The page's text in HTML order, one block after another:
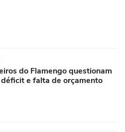
do Flamengo questionam
e falta de orçamento